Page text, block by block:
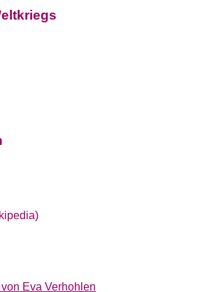
Eva Verhohlen